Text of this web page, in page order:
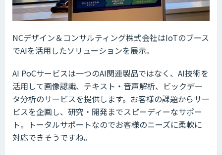
NCデザイン＆コンサルティング株式会社はIoTのブース
でAIを活用したソリューションを展示。
AI PoCサービスは一つのAI関連製品ではなく、AI技術を
活用して画像認識、テキスト・音声解析、ビックデー
タ分析のサービスを提供します。お客様の課題からサー
ビスを企画し、研究・開発までスピーディーなサポー
ト。トータルサポートなのでお客様のニーズに柔軟に
対応できそうですね。